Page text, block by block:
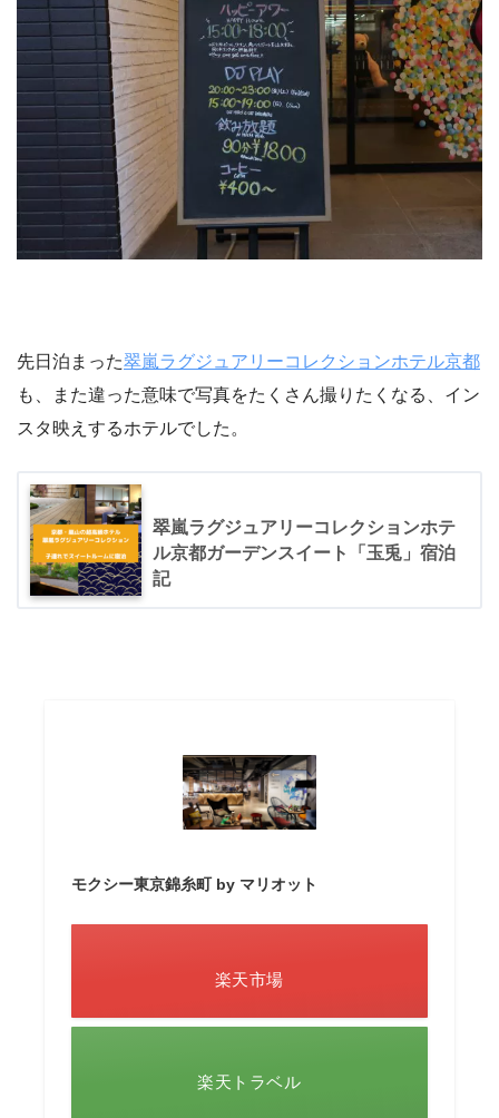
先日泊まった翠嵐ラグジュアリーコレクションホテル京都
も、また違った意味で写真をたくさん撮りたくなる、イン
スタ映えするホテルでした。
翠嵐ラグジュアリーコレクションホテ
ル京都ガーデンスイート「玉兎」宿泊
記
モクシー東京錦糸町 by マリオット
楽天市場
楽天トラベル